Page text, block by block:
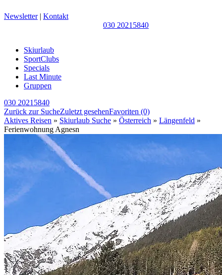
Newsletter| Kontakt
030 20215840
Skiurlaub
SportClubs
Specials
Last Minute
Gruppen
030 20215840
Zurück zur SucheZuletzt gesehenFavoriten (0)
Aktives Reisen » Skiurlaub Suche » Österreich » Längenfeld »
Ferienwohnung Agnesn